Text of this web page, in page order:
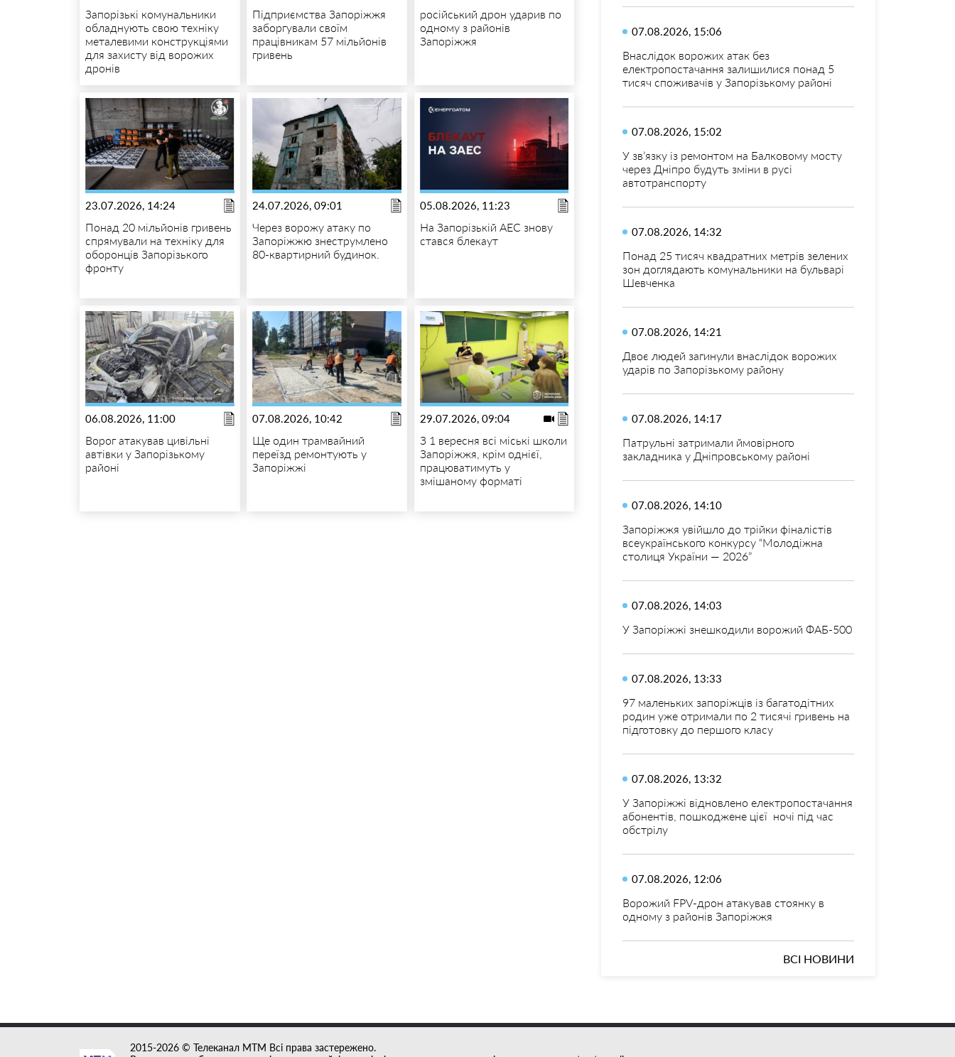
Запорізькі комунальники
обладнують свою техніку
металевими конструкціями
для захисту від ворожих
дронів
Підприємства Запоріжжя
заборгували своїм
працівникам 57 мільйонів
гривень
російський дрон ударив по
одному з районів
Запоріжжя
23.07.2026, 14:24
Понад 20 мільйонів гривень
спрямували на техніку для
оборонців Запорізького
фронту
24.07.2026, 09:01
Через ворожу атаку по
Запоріжжю знеструмлено
80-квартирний будинок.
05.08.2026, 11:23
На Запорізькій АЕС знову
стався блекаут
06.08.2026, 11:00
Ворог атакував цивільні
автівки у Запорізькому
районі
07.08.2026, 10:42
Ще один трамвайний
переїзд ремонтують у
Запоріжжі
29.07.2026, 09:04
З 1 вересня всі міські школи
Запоріжжя, крім однієї,
працюватимуть у
змішаному форматі
07.08.2026, 15:06
Внаслідок ворожих атак без
електропостачання залишилися понад 5
тисяч споживачів у Запорізькому районі
07.08.2026, 15:02
У зв’язку із ремонтом на Балковому мосту
через Дніпро будуть зміни в русі
автотранспорту
07.08.2026, 14:32
Понад 25 тисяч квадратних метрів зелених
зон доглядають комунальники на бульварі
Шевченка
07.08.2026, 14:21
Двоє людей загинули внаслідок ворожих
ударів по Запорізькому району
07.08.2026, 14:17
Патрульні затримали ймовірного
закладника у Дніпровському районі
07.08.2026, 14:10
Запоріжжя увійшло до трійки фіналістів
всеукраїнського конкурсу “Молодіжна
столиця України — 2026”
07.08.2026, 14:03
У Запоріжжі знешкодили ворожий ФАБ-500
07.08.2026, 13:33
97 маленьких запоріжців із багатодітних
родин уже отримали по 2 тисячі гривень на
підготовку до першого класу
07.08.2026, 13:32
У Запоріжжі відновлено електропостачання
абонентів, пошкоджене цієї ночі під час
обстрілу
07.08.2026, 12:06
Ворожий FPV-дрон атакував стоянку в
одному з районів Запоріжжя
ВСІ НОВИНИ
2015-2026 © Телеканал MTM Всі права застережено.